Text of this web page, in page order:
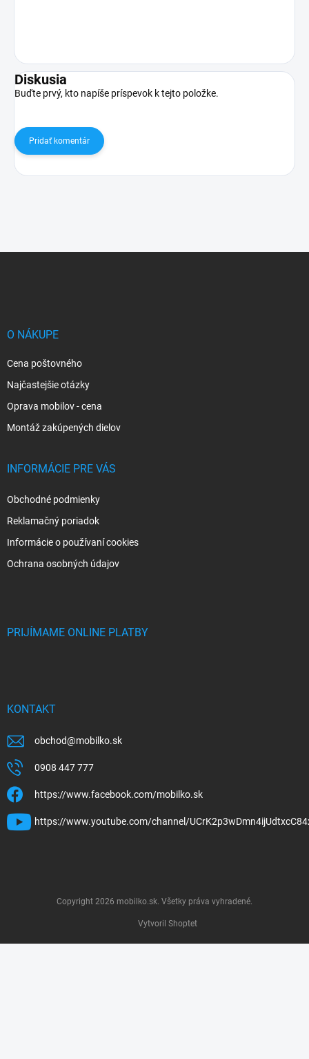
Diskusia
Buďte prvý, kto napíše príspevok k tejto položke.
Pridať komentár
O NÁKUPE
Cena poštovného
Najčastejšie otázky
Oprava mobilov - cena
Montáž zakúpených dielov
INFORMÁCIE PRE VÁS
Obchodné podmienky
Reklamačný poriadok
Informácie o používaní cookies
Ochrana osobných údajov
PRIJÍMAME ONLINE PLATBY
KONTAKT
obchod@mobilko.sk
0908 447 777
https://www.facebook.com/mobilko.sk
https://www.youtube.com/channel/
Vytvoril Shoptet
Copyright 2026 mobilko.sk. Všetky práva vyhradené.